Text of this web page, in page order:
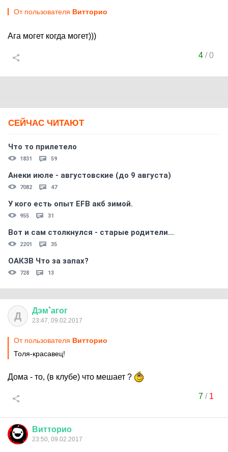
От пользователя Витторио
Ага могет когда могет)))
4/0
СЕЙЧАС ЧИТАЮТ
Что то прилетело
1831 59
Анеки июле - августовские (до 9 августа)
7082 47
У кого есть опыт EFB акб зимой.
955 31
Вот и сам столкнулся - старые родители...
2201 35
ОАКЗВ Что за запах?
728 13
Д Дэм`агог
23:47, 09.02.2017
От пользователя Витторио
Толя-красавец!
Дома - то, (в клубе) что мешает ?
7/ 1
Витторио
23:50, 09.02.2017